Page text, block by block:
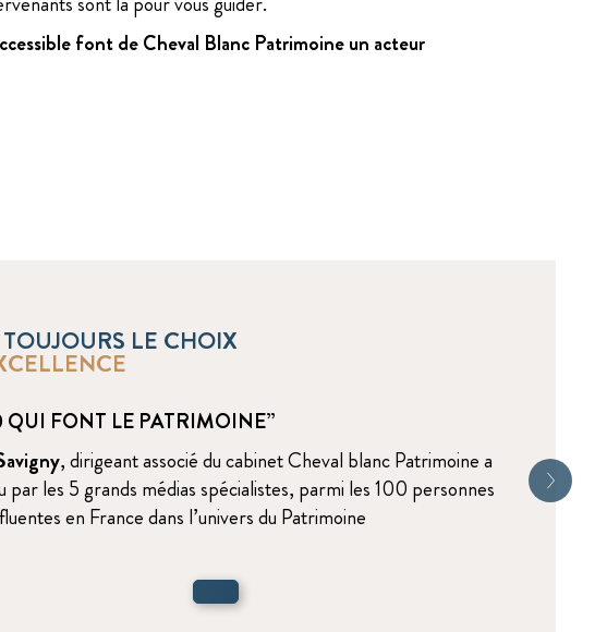
font de Cheval Blanc Patrimoine un acteur
TOUJOURS LE CHOIX
QUI FONT LE PATRIMOINE”
, dirigeant associé du cabinet Cheval blanc Patrimoine a
par les 5 grands médias spécialistes, parmi les 100 personnes
en France dans l’univers du Patrimoine